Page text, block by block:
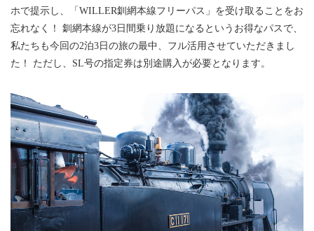
ホで提示し、「WILLER釧網本線フリーパス」を受け取ることをお
忘れなく！ 釧網本線が3日間乗り放題になるというお得なパスで、
私たちも今回の2泊3日の旅の最中、フル活用させていただきまし
た！ ただし、SL号の指定券は別途購入が必要となります。